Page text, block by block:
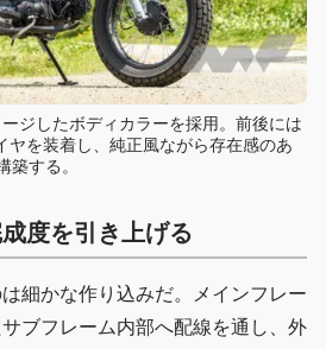
ジしたボディカラーを採用。前後には
ヤを装着し、純正風ながら存在感のあ
築する。
度を引き上げる
細かな作り込みだ。メインフレー
ブフレーム内部へ配線を通し、外